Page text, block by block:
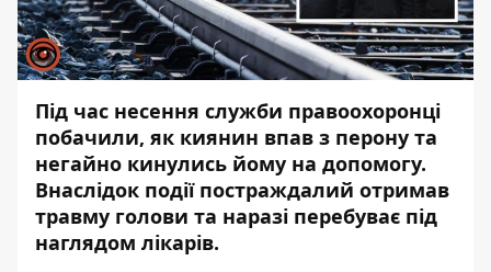
Під час несення служби правоохоронці
побачили, як киянин впав з перону та
негайно кинулись йому на допомогу.
Внаслідок події постраждалий отримав
травму голови та наразі перебуває під
наглядом лікарів.